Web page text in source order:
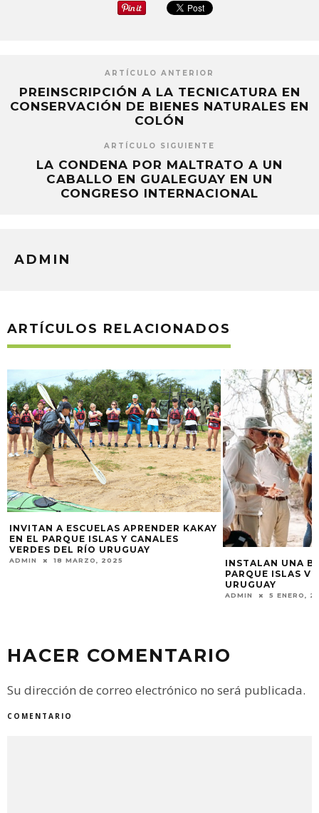
ARTÍCULO ANTERIOR
PREINSCRIPCIÓN A LA TECNICATURA EN
CONSERVACIÓN DE BIENES NATURALES EN
COLÓN
ARTÍCULO SIGUIENTE
LA CONDENA POR MALTRATO A UN
CABALLO EN GUALEGUAY EN UN
CONGRESO INTERNACIONAL
ADMIN
ARTÍCULOS RELACIONADOS
INSTALAN UNA BASE OPERATIVA EN EL
HABRÁ
TRES PUENTES
DEFENSA DEL RÍO
ADMIN 24 ABRIL,
HACER COMENTARIO
Su dirección de correo electrónico no será publicada.
COMENTARIO